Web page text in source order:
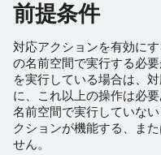
前提条件
対応アクションを有効に
の名前空間で実行する必
を実行している場合は、
に、これ以上の操作は必
名前空間で実行していな
クションが機能する、ま
せん。